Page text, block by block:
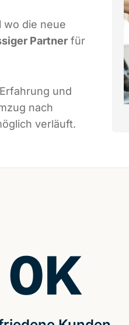
wo die neue
Partner für
und
nach
verläuft.
0K